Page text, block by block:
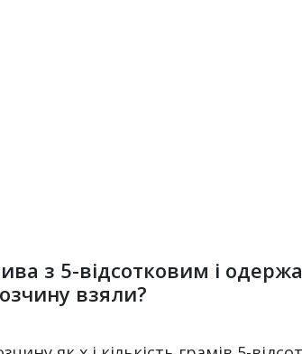
з 5-відсотковим і
взяли?